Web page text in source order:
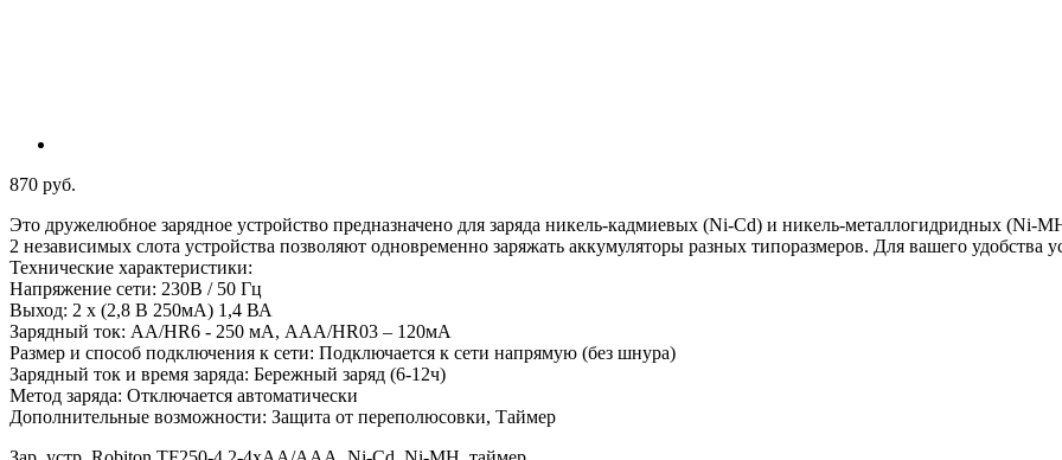
870 руб.
Это дружелюбное зарядное устройство предназначено для заряда никель-кадмиевых (Ni-Cd) и никель-металлогидридных
2 независимых слота устройства позволяют одновременно заряжать аккумуляторы разных типоразмеров. Для вашего удобства
Технические характеристики:
Напряжение сети: 230В / 50 Гц
Выход: 2 х (2,8 В 250мА) 1,4 ВА
Зарядный ток: AA/НR6 - 250 мА, АAA/НR03 – 120мА
Размер и способ подключения к сети: Подключается к сети напрямую (без шнура)
Зарядный ток и время заряда: Бережный заряд (6-12ч)
Метод заряда: Отключается автоматически
Дополнительные возможности: Защита от переполюсовки, Таймер